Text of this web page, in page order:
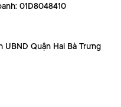
01D8048410
UBND Quận Hai Bà Trưng